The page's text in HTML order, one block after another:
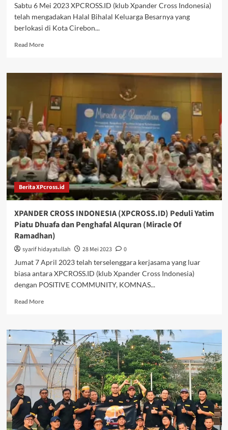
Sabtu 6 Mei 2023 XPCROSS.ID (klub Xpander Cross Indonesia)
telah mengadakan Halal Bihalal Keluarga Besarnya yang
berlokasi di Kota Cirebon...
Read MoreRead
HALAL
BIHALAL
CROSS
INDONESIA
(XPCROSS.ID)
–
Tour
de
Cirebon
Berita XPcross.id
XPANDER CROSS INDONESIA (XPCROSS.ID) Peduli Yatim
Piatu Dhuafa dan Penghafal Alquran (Miracle Of
Ramadhan)
syarif hidayatullah 28 Mei 2023
0
Jumat 7 April 2023 telah terselenggara kerjasama yang luar
biasa antara XPCROSS.ID (klub Xpander Cross Indonesia)
dengan POSITIVE COMMUNITY, KOMNAS...
Read MoreRead
XPANDER
CROSS
INDONESIA
(XPCROSS.ID)
Peduli
Yatim
Piatu
Dhuafa
dan
Penghafal
Alquran